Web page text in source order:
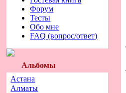
Форум
Тесты
Обо мне
FAQ (вопрос/ответ)
Альбомы
Астана
Алматы